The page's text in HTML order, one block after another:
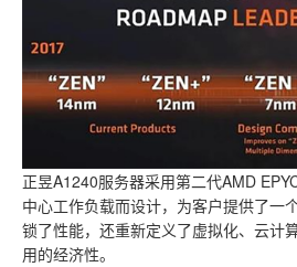
正昱A1240服务器采用第二代AMD
中心工作负载而设计，为客户提供了一
锁了性能，还重新定义了虚拟化、云计
用的经济性。